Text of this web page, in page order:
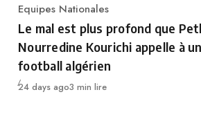
Category
Equipes Nationales
Le mal est plus profond que
Nourredine Kourichi appelle à
football algérien
Publié
24 days ago3 min lire